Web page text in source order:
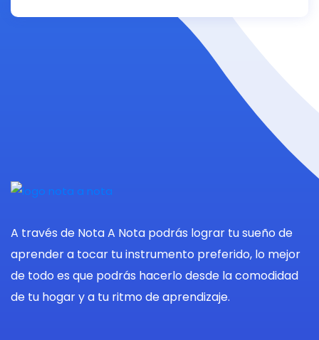
A través de Nota A Nota podrás lograr tu sueño de
aprender a tocar tu instrumento preferido, lo mejor
de todo es que podrás hacerlo desde la comodidad
de tu hogar y a tu ritmo de aprendizaje.